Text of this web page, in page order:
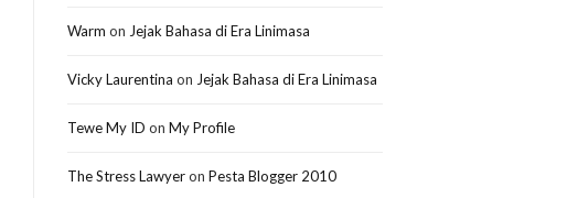
Warm on Jejak Bahasa di Era Linimasa
Vicky Laurentina on Jejak Bahasa di Era Linimasa
Tewe My ID onMy Profile
The Stress LawyeronPesta Blogger 2010